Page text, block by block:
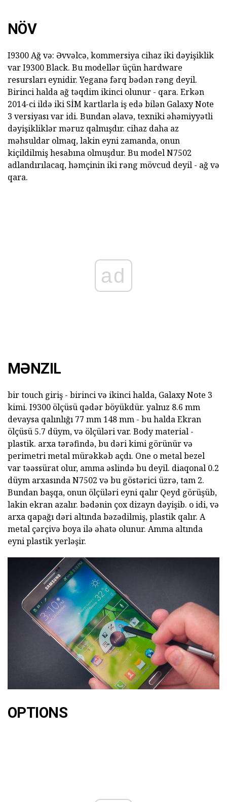
NÖV
I9300 Ağ və: Əvvəlcə, kommersiya cihaz iki dəyişiklik
var I9300 Black. Bu modellər üçün hardware
resursları eynidir. Yeganə fərq bədən rəng deyil.
Birinci halda ağ təqdim ikinci olunur - qara. Erkən
2014-ci ildə iki SİM kartlarla iş edə bilən Galaxy Note
3 versiyası var idi. Bundan əlavə, texniki əhəmiyyətli
dəyişikliklər məruz qalmışdır. cihaz daha az
məhsuldar olmaq, lakin eyni zamanda, onun
kiçildilmiş hesabına olmuşdur. Bu model N7502
adlandırılacaq, həmçinin iki rəng mövcud deyil - ağ və
qara.
ad
MƏNZIL
bir touch giriş - birinci və ikinci halda, Galaxy Note 3
kimi. I9300 ölçüsü qədər böyükdür. yalnız 8.6 mm
devaysa qalınlığı 77 mm 148 mm - bu halda Ekran
ölçüsü 5.7 düym, və ölçüləri var. Body material -
plastik. arxa tərəfində, bu dəri kimi görünür və
perimetri metal mürəkkəb açdı. One o metal bezel
var təəssürat olur, amma əslində bu deyil. diaqonal 0.2
düym arxasında N7502 və bu göstərici üzrə, tam 2.
Bundan başqa, onun ölçüləri eyni qalır Qeyd görüşüb,
lakin ekran azalır. bədənin çox dizayn dəyişib. o idi, və
arxa qapağı dəri altında bəzədilmiş, plastik qalır. A
metal çərçivə boya ilə əhatə olunur. Amma altında
eyni plastik yerləşir.
OPTIONS